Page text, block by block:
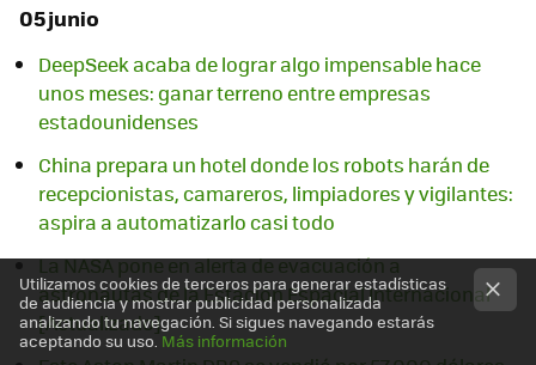
05 junio
DeepSeek acaba de lograr algo impensable hace
unos meses: ganar terreno entre empresas
estadounidenses
China prepara un hotel donde los robots harán de
recepcionistas, camareros, limpiadores y vigilantes:
aspira a automatizarlo casi todo
La NASA pone en alerta de evacuación a
astronautas de la Estación Espacial Internacional
[Actualizado]
Utilizamos cookies de terceros para generar estadísticas
de audiencia y mostrar publicidad personalizada
analizando tu navegación. Si sigues navegando estarás
aceptando su uso.Más información